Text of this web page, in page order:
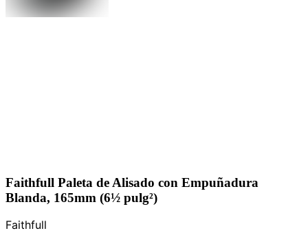
Faithfull Paleta de Alisado con Empuñadura
Blanda, 165mm (6½ pulg²)
Faithfull